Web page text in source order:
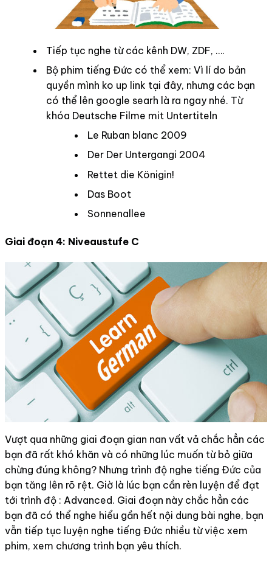
Tiếp tục nghe từ các kênh DW, ZDF, ….
Bộ phim tiếng Đức có thể xem: Vì lí do bản
quyền mình ko up link tại đây, nhưng các bạn
có thể lên google searh là ra ngay nhé. Từ
khóa Deutsche Filme mit Untertiteln
Le Ruban blanc 2009
Der Der Untergangi 2004
Rettet die Königin!
Das Boot
Sonnenallee
Giai đoạn 4: Niveaustufe C
Vượt qua những giai đoạn gian nan vất vả chắc hẳn các
bạn đã rất khó khăn và có những lúc muốn từ bỏ giữa
chừng đúng không? Nhưng trình độ nghe tiếng Đức của
bạn tăng lên rõ rệt. Giờ là lúc bạn cần rèn luyện để đạt
tới trình độ : Advanced. Giai đoạn này chắc hẳn các
bạn đã có thể nghe hiểu gần hết nội dung bài nghe, bạn
vẫn tiếp tục luyện nghe tiếng Đức nhiều từ việc xem
phim, xem chương trình bạn yêu thích.